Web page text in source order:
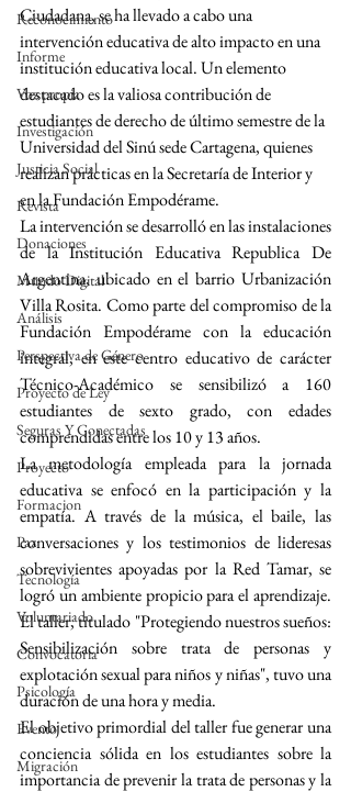
Reconocimiento
Informe
Voz propia
Investigación
Justicia Social
Revista
Donaciones
Mundo Digital
Análisis
Perspectiva de Género
Proyecto de Ley
Seguras Y Conectadas
Proyecto
Formacion
Paz
Tecnología
Voluntariado
Convocatoria
Psicología
Evento
Migración
Ciudadana, se ha llevado a cabo una
intervención educativa de alto impacto en una
institución educativa local. Un elemento
destacado es la valiosa contribución de
estudiantes de derecho de último semestre de la
Universidad del Sinú sede Cartagena, quienes
realizan prácticas en la Secretaría de Interior y
en la Fundación Empodérame.
La intervención se desarrolló en las instalaciones
de la Institución Educativa Republica De
Argentina, ubicado en el barrio Urbanización
Villa Rosita. Como parte del compromiso de la
Fundación Empodérame con la educación
integral, en este centro educativo de carácter
Técnico-Académico se sensibilizó a 160
estudiantes de sexto grado, con edades
comprendidas entre los 10 y 13 años.
La metodología empleada para la jornada
educativa se enfocó en la participación y la
empatía. A través de la música, el baile, las
conversaciones y los testimonios de lideresas
sobrevivientes apoyadas por la Red Tamar, se
logró un ambiente propicio para el aprendizaje.
El taller, titulado "Protegiendo nuestros sueños:
Sensibilización sobre trata de personas y
explotación sexual para niños y niñas", tuvo una
duración de una hora y media.
El objetivo primordial del taller fue generar una
conciencia sólida en los estudiantes sobre la
importancia de prevenir la trata de personas y la